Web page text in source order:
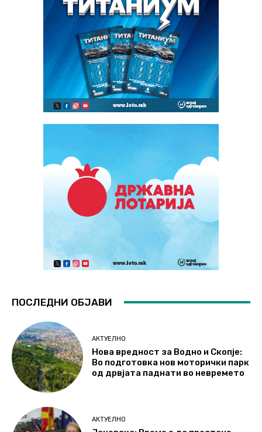
ПОСЛЕДНИ ОБЈАВИ
АКТУЕЛНО
Нова вредност за Водно и Скопје:
Во подготовка нов моторички парк
од дрвјата паднати во невремето
АКТУЕЛНО